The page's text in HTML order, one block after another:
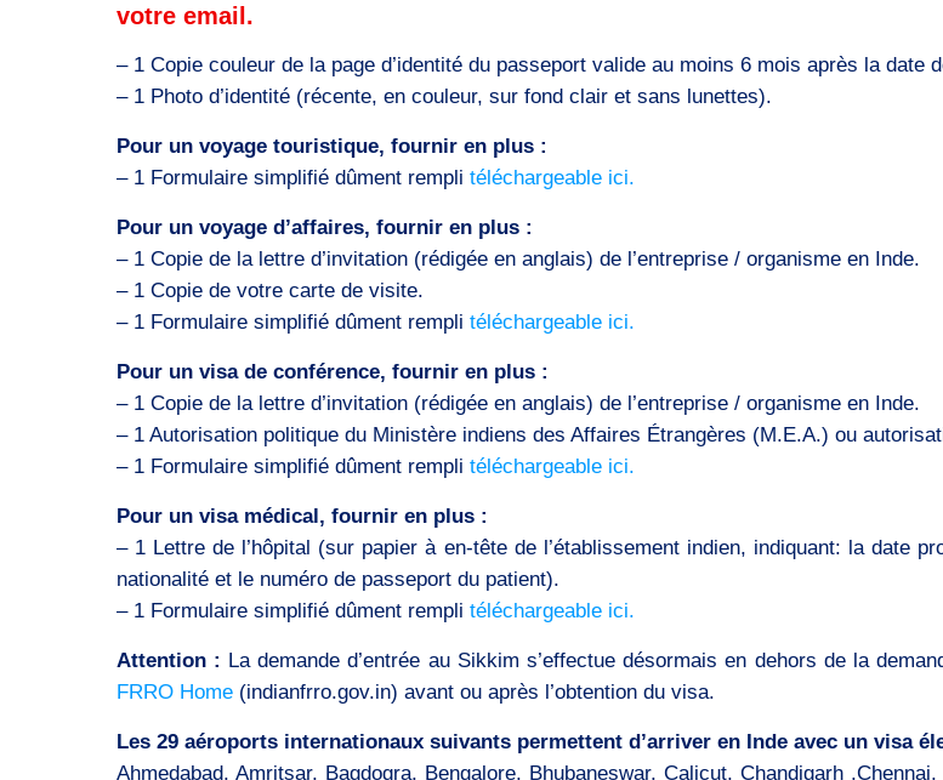
votre email.
– 1 Copie couleur de la page d’identité du passeport valide au moins 6 mois après la date
– 1 Photo d’identité (récente, en couleur, sur fond clair et sans lunettes).
Pour un voyage touristique, fournir en plus :
– 1 Formulaire simplifié dûment rempli téléchargeable ici.
Pour un voyage d’affaires, fournir en plus :
– 1 Copie de la lettre d’invitation (rédigée en anglais) de l’entreprise / organisme en Inde.
– 1 Copie de votre carte de visite.
– 1 Formulaire simplifié dûment rempli téléchargeable ici.
Pour un visa de conférence, fournir en plus :
– 1 Copie de la lettre d’invitation (rédigée en anglais) de l’entreprise / organisme en Inde.
– 1 Autorisation politique du Ministère indiens des Affaires Étrangères (M.E.A.) ou
– 1 Formulaire simplifié dûment rempli téléchargeable ici.
Pour un visa médical, fournir en plus :
– 1 Lettre de l’hôpital (sur papier à en-tête de l’établissement indien, indiquant: la date
nationalité et le numéro de passeport du patient).
– 1 Formulaire simplifié dûment rempli téléchargeable ici.
Attention : La demande d’entrée au Sikkim s’effectue désormais en dehors de la
FRRO Home(indianfrro.gov.in) avant ou après l’obtention du visa.
Les 29 aéroports internationaux suivants permettent d’arriver en Inde avec un visa
Ahmedabad, Amritsar, Bagdogra, Bengalore, Bhubaneswar, Calicut, Chandigarh